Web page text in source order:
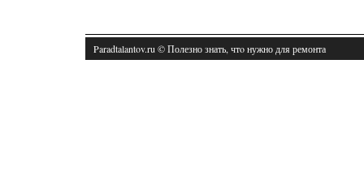
Paradtalantov.ru © Полезно знать, чтο нужно для ремонта